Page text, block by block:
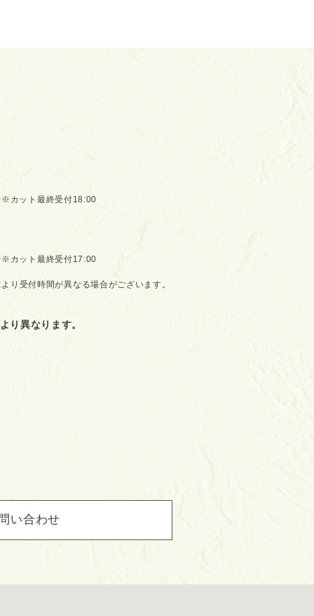
※カット最終受付18:00
※カット最終受付17:00
り受付時間が異なる場合がございます。
り異なります。
い合わせ